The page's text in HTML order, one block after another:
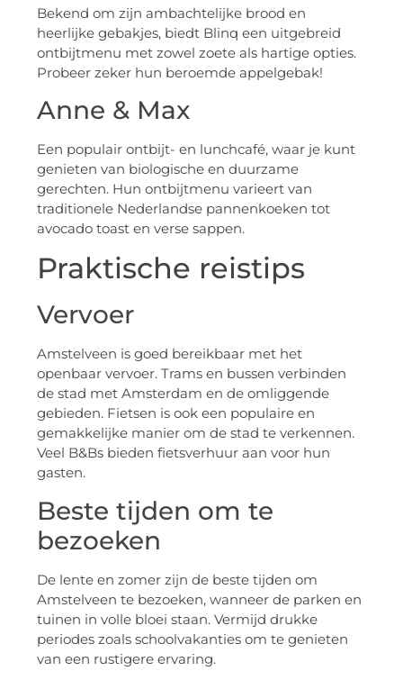
Bekend om zijn ambachtelijke brood en
heerlijke gebakjes, biedt Blinq een uitgebreid
ontbijtmenu met zowel zoete als hartige opties.
Probeer zeker hun beroemde appelgebak!
Anne & Max
Een populair ontbijt- en lunchcafé, waar je kunt
genieten van biologische en duurzame
gerechten. Hun ontbijtmenu varieert van
traditionele Nederlandse pannenkoeken tot
avocado toast en verse sappen.
Praktische reistips
Vervoer
Amstelveen is goed bereikbaar met het
openbaar vervoer. Trams en bussen verbinden
de stad met Amsterdam en de omliggende
gebieden. Fietsen is ook een populaire en
gemakkelijke manier om de stad te verkennen.
Veel B&Bs bieden fietsverhuur aan voor hun
gasten.
Beste tijden om te
bezoeken
De lente en zomer zijn de beste tijden om
Amstelveen te bezoeken, wanneer de parken en
tuinen in volle bloei staan. Vermijd drukke
periodes zoals schoolvakanties om te genieten
van een rustigere ervaring.